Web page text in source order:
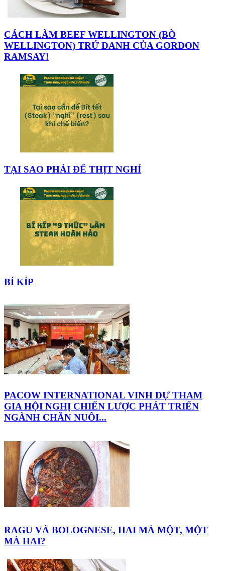
CÁCH LÀM BEEF WELLINGTON (BÒ
WELLINGTON) TRỨ DANH CỦA GORDON
RAMSAY!
TẠI SAO PHẢI ĐỂ THỊT NGHỈ
BÍ KÍP
PACOW INTERNATIONAL VINH DỰ THAM
GIA HỘI NGHỊ CHIẾN LƯỢC PHÁT TRIỂN
NGÀNH CHĂN NUÔI...
RAGU VÀ BOLOGNESE, HAI MÀ MỘT, MỘT
MÀ HAI?